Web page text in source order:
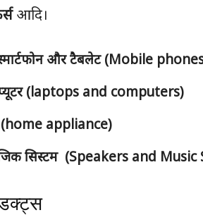
आदि।
स्मार्टफोन और टैबलेट (Mobile
(laptops and computers)
appliance)
सिस्टम (Speakers and Music